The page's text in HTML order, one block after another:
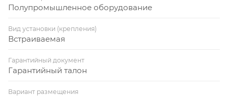
Полупромышленное оборудование
Вид установки (крепления)
Встраиваемая
Гарантийный документ
Гарантийный талон
Вариант размещения